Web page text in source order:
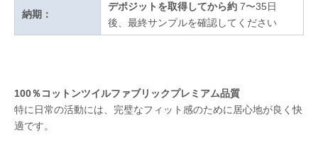
納期：
デポジットを取得してから約 7〜35日
後、最終サンプルを確認してください
100％コットンツイルファブリックプレミアム品質
特に日常の活動には、完璧なフィット感のために居心地が良く快
適です。